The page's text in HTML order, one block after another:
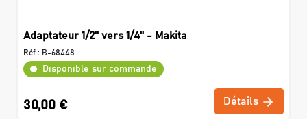
Adaptateur 1/2'' vers 1/4'' - Makita
Réf : B-68448
Disponible sur commande
30,00 € Détails